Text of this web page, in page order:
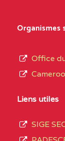
du
de
Organismes
Office
Liens utiles
SIGE